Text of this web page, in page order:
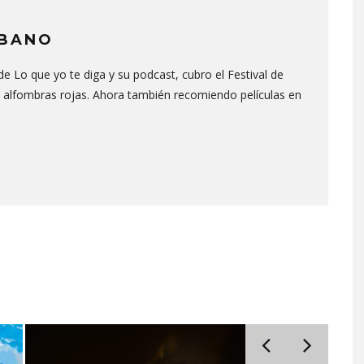
Lo que yo te diga y su podcast, cubro el Festival de
rojas. Ahora también recomiendo películas en